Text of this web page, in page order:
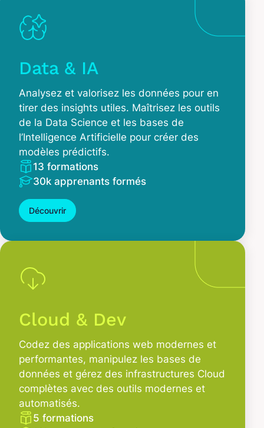
Data & IA
Analysez et valorisez les données pour en
tirer des insights utiles. Maîtrisez les outils
de la Data Science et les bases de
l’Intelligence Artificielle pour créer des
modèles prédictifs.
13 formations
30k apprenants formés
Découvrir
Cloud & Dev
Codez des applications web modernes et
performantes, manipulez les bases de
données et gérez des infrastructures Cloud
complètes avec des outils modernes et
automatisés.
5 formations